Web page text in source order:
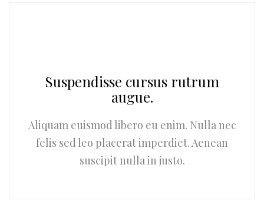
Suspendisse cursus rutrum
augue.
Aliquam euismod libero eu enim. Nulla nec
felis sed leo placerat imperdiet. Aenean
suscipit nulla in justo.